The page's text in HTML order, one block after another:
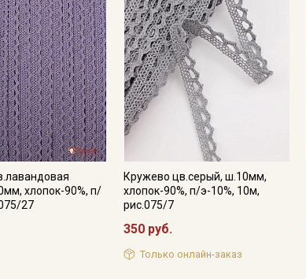
хлопок-90%, п/
27
Кружево цв.серый, ш.10мм,
хлопок-90%, п/э-10%, 10м,
рис.075/7
350 руб.
Только онлайн-заказ
обработки персональных
на обработку персональных
рекламных и